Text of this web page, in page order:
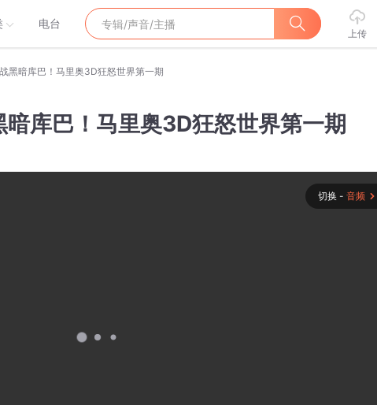
电台
上传
黑暗库巴！马里奥3D狂怒世界第一期
暗库巴！马里奥3D狂怒世界第一期
切换 - 音频